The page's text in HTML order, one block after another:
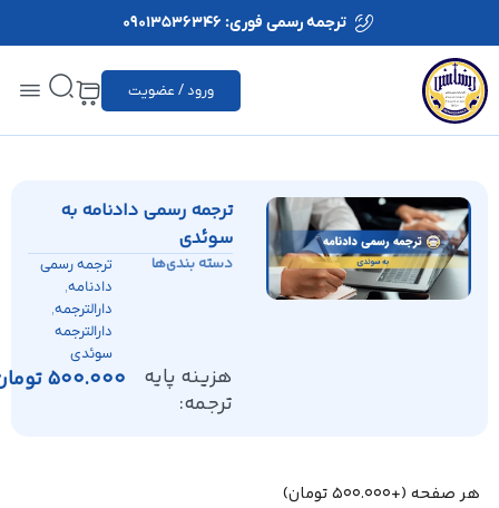
ترجمه رسمی فوری: 09013536346
ورود / عضویت
ترجمه رسمی دادنامه به
سوئدی
دسته بندی‌ها
ترجمه رسمی
دادنامه,
دارالترجمه,
دارالترجمه
سوئدی
هزینه پایه
ترجمه:
500.000تومان
هر صفحه(+
500.000تومان)